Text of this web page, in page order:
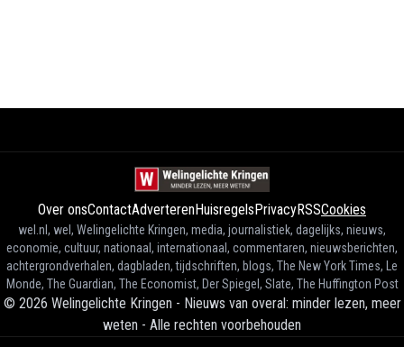
Over onsContactAdverterenHuisregelsPrivacyRSSCookies
wel.nl, wel, Welingelichte Kringen, media, journalistiek, dagelijks, nieuws,
economie, cultuur, nationaal, internationaal, commentaren, nieuwsberichten,
achtergrondverhalen, dagbladen, tijdschriften, blogs, The New York Times, Le
Monde, The Guardian, The Economist, Der Spiegel, Slate, The Huffington Post
© 2026 Welingelichte Kringen - Nieuws van overal: minder lezen, meer
weten - Alle rechten voorbehouden